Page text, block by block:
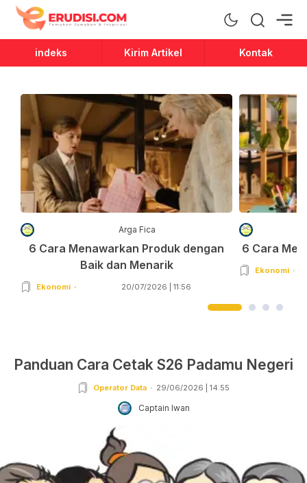
Erudisi
Temukan Jawaban dan Inspirasi
indeks Kirim Artikel Kontak
Arga Fica
6 Cara Menawarkan Produk dengan
Baik dan Menarik
Ekonomi 20/07/2026 | 11:56
6 Cara
Ekonomi
Panduan Cara Cetak S26 Padamu Negeri
Operator Data 29/06/2026 | 14:55
Captain Iwan